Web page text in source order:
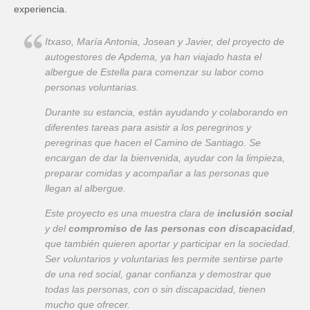
experiencia.
Itxaso, María Antonia, Josean y Javier, del proyecto de
autogestores de Apdema, ya han viajado hasta el
albergue de Estella para comenzar su labor como
personas voluntarias.
Durante su estancia, están ayudando y colaborando en
diferentes tareas para asistir a los peregrinos y
peregrinas que hacen el Camino de Santiago. Se
encargan de dar la bienvenida, ayudar con la limpieza,
preparar comidas y acompañar a las personas que
llegan al albergue.
Este proyecto es una muestra clara de inclusión social
y delcompromiso de las personas con discapacidad
que también quieren aportar y participar en la sociedad.
Ser voluntarios y voluntarias les permite sentirse parte
de una red social, ganar confianza y demostrar que
todas las personas, con o sin discapacidad, tienen
mucho que ofrecer.